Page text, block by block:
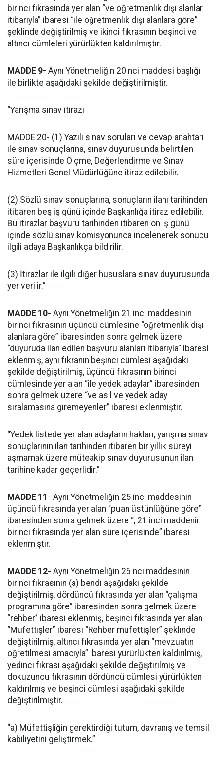
birinci fıkrasında yer alan “ve öğretmenlik dışı alanlar
itibarıyla” ibaresi “ile öğretmenlik dışı alanlara göre”
şeklinde değiştirilmiş ve ikinci fıkrasının beşinci ve
altıncı cümleleri yürürlükten kaldırılmıştır.
MADDE 9- Aynı Yönetmeliğin 20 nci maddesi başlığı
ile birlikte aşağıdaki şekilde değiştirilmiştir.
“Yarışma sınav itirazı
MADDE 20- (1) Yazılı sınav soruları ve cevap anahtarı
ile sınav sonuçlarına, sınav duyurusunda belirtilen
süre içerisinde Ölçme, Değerlendirme ve Sınav
Hizmetleri Genel Müdürlüğüne itiraz edilebilir.
(2) Sözlü sınav sonuçlarına, sonuçların ilanı tarihinden
itibaren beş iş günü içinde Başkanlığa itiraz edilebilir.
Bu itirazlar başvuru tarihinden itibaren on iş günü
içinde sözlü sınav komisyonunca incelenerek sonucu
ilgili adaya Başkanlıkça bildirilir.
(3) İtirazlar ile ilgili diğer hususlara sınav duyurusunda
yer verilir.”
MADDE 10- Aynı Yönetmeliğin 21 inci maddesinin
birinci fıkrasının üçüncü cümlesine “öğretmenlik dışı
alanlara göre” ibaresinden sonra gelmek üzere
“duyuruda ilan edilen başvuru alanları itibarıyla” ibaresi
eklenmiş, aynı fıkranın beşinci cümlesi aşağıdaki
şekilde değiştirilmiş, üçüncü fıkrasının birinci
cümlesinde yer alan “ile yedek adaylar” ibaresinden
sonra gelmek üzere “ve asıl ve yedek aday
sıralamasına giremeyenler” ibaresi eklenmiştir.
“Yedek listede yer alan adayların hakları, yarışma sınav
sonuçlarının ilan tarihinden itibaren bir yıllık süreyi
aşmamak üzere müteakip sınav duyurusunun ilan
tarihine kadar geçerlidir.”
MADDE 11- Aynı Yönetmeliğin 25 inci maddesinin
üçüncü fıkrasında yer alan “puan üstünlüğüne göre”
ibaresinden sonra gelmek üzere “, 21 inci maddenin
birinci fıkrasında yer alan süre içerisinde” ibaresi
eklenmiştir.
MADDE 12- Aynı Yönetmeliğin 26 ncı maddesinin
birinci fıkrasının (a) bendi aşağıdaki şekilde
değiştirilmiş, dördüncü fıkrasında yer alan “çalışma
programına göre” ibaresinden sonra gelmek üzere
“rehber” ibaresi eklenmiş, beşinci fıkrasında yer alan
“Müfettişler” ibaresi “Rehber müfettişler” şeklinde
değiştirilmiş, altıncı fıkrasında yer alan “mevzuatın
öğretilmesi amacıyla” ibaresi yürürlükten kaldırılmış,
yedinci fıkrası aşağıdaki şekilde değiştirilmiş ve
dokuzuncu fıkrasının dördüncü cümlesi yürürlükten
kaldırılmış ve beşinci cümlesi aşağıdaki şekilde
değiştirilmiştir.
“a) Müfettişliğin gerektirdiği tutum, davranış ve temsil
kabiliyetini geliştirmek.”